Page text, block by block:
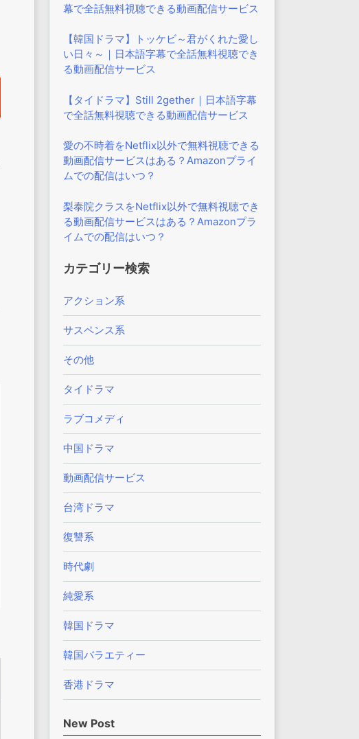
幕で全話無料視聴できる動画配信サービス
【韓国ドラマ】トッケビ～君がくれた愛し
い日々～｜日本語字幕で全話無料視聴でき
る動画配信サービス
【タイドラマ】Still 2gether｜日本語字幕
で全話無料視聴できる動画配信サービス
愛の不時着をNetflix以外で無料視聴できる
動画配信サービスはある？Amazonプライ
ムでの配信はいつ？
梨泰院クラスをNetflix以外で無料視聴でき
る動画配信サービスはある？Amazonプラ
イムでの配信はいつ？
カテゴリー検索
アクション系
サスペンス系
その他
タイドラマ
ラブコメディ
中国ドラマ
動画配信サービス
台湾ドラマ
復讐系
時代劇
純愛系
韓国ドラマ
韓国バラエティー
香港ドラマ
New Post